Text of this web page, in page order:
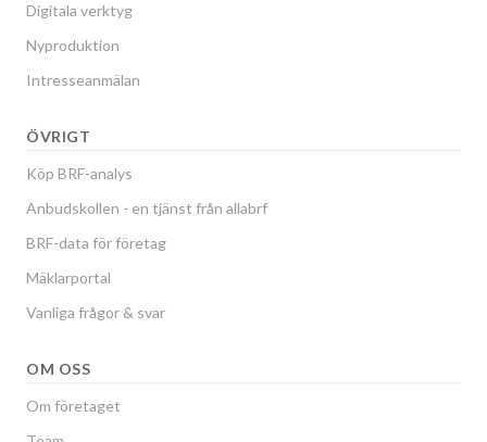
Digitala verktyg
Nyproduktion
Intresseanmälan
ÖVRIGT
Köp BRF-analys
Anbudskollen - en tjänst från allabrf
BRF-data för företag
Mäklarportal
Vanliga frågor & svar
OM OSS
Om företaget